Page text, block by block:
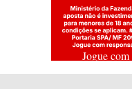
Jogue